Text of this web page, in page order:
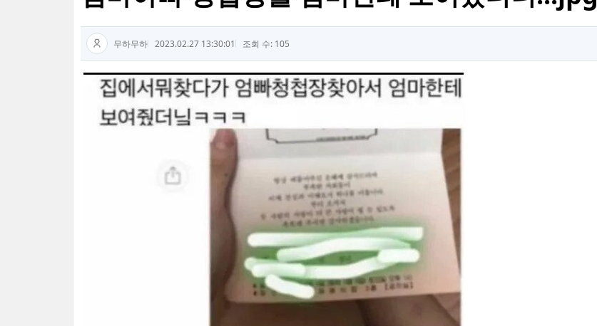
무하무하 2023.02.27 13:30:01 조회 수: 105